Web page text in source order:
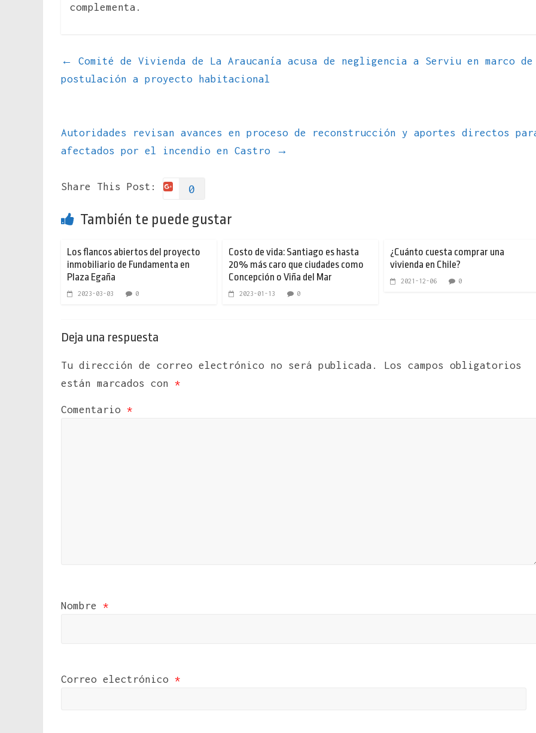
complementa.
←
Comité de Vivienda de La Araucanía acusa de negligencia a Serviu en marco de
postulación a proyecto habitacional
Autoridades revisan avances en proceso de reconstrucción y aportes directos
afectados por el incendio en Castro
→
Share This Post: 0
También te puede gustar
Los flancos abiertos del proyecto
inmobiliario de Fundamenta en
Plaza Egaña
2023-03-03 0
Costo de vida: Santiago es hasta
20% más caro que ciudades como
Concepción o Viña del Mar
2023-01-13 0
¿Cuánto cuesta comprar una
vivienda en Chile?
2021-12-06 0
Deja una respuesta
Tu dirección de correo electrónico no será publicada.
Los campos obligatorios
están marcados con *
Comentario *
Nombre *
Correo electrónico *